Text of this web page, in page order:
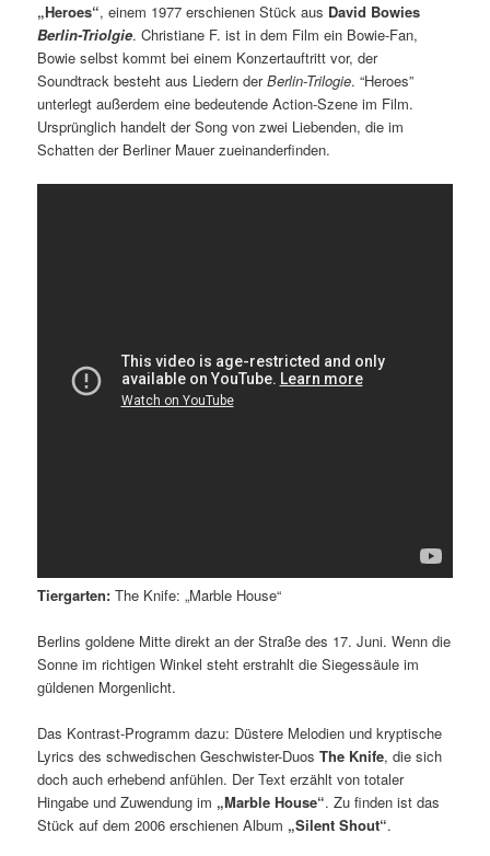
„Heroes“, einem 1977 erschienen Stück aus David Bowies
Berlin-Triolgie. Christiane F. ist in dem Film ein Bowie-Fan,
Bowie selbst kommt bei einem Konzertauftritt vor, der
Soundtrack besteht aus Liedern derBerlin-Trilogie. “Heroes”
unterlegt außerdem eine bedeutende Action-Szene im Film.
Ursprünglich handelt der Song von zwei Liebenden, die im
Schatten der Berliner Mauer zueinanderfinden.
Tiergarten: The Knife: „Marble House“
Berlins goldene Mitte direkt an der Straße des 17. Juni. Wenn die
Sonne im richtigen Winkel steht erstrahlt die Siegessäule im
güldenen Morgenlicht.
Das Kontrast-Programm dazu: Düstere Melodien und kryptische
Lyrics des schwedischen Geschwister-DuosThe Knife, die sich
doch auch erhebend anfühlen. Der Text erzählt von totaler
Hingabe und Zuwendung im „Marble House“. Zu finden ist das
Stück auf dem 2006 erschienen Album „Silent Shout“.